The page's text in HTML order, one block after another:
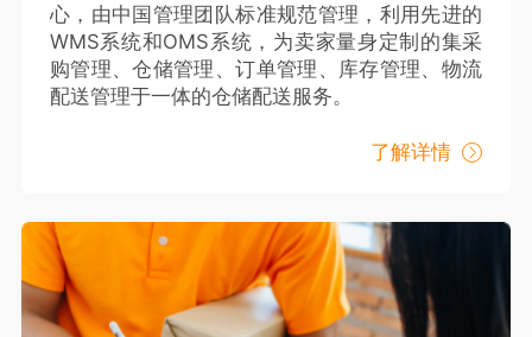
心，由中国管理团队标准规范管理，利用先进的
WMS系统和OMS系统，为卖家量身定制的集采
购管理、仓储管理、订单管理、库存管理、物流
配送管理于一体的仓储配送服务。
了解详情